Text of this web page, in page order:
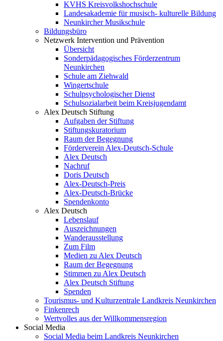
KVHS Kreisvolkshochschule
Landesakademie für musisch- kulturelle Bildung
Neunkircher Musikschule
Bildungsbüro
Netzwerk Intervention und Prävention
Übersicht
Sonderpädagogisches Förderzentrum
Neunkirchen
Schule am Ziehwald
Wingertschule
Schulpsychologischer Dienst
Schulsozialarbeit beim Kreisjugendamt
Alex Deutsch Stiftung
Aufgaben der Stiftung
Stiftungskuratorium
Raum der Begegnung
Förderverein Alex-Deutsch-Schule
Alex Deutsch
Nachruf
Doris Deutsch
Alex-Deutsch-Preis
Alex-Deutsch-Brücke
Spendenkonto
Alex Deutsch
Lebenslauf
Auszeichnungen
Wanderausstellung
Zum Film
Medien zu Alex Deutsch
Raum der Begegnung
Stimmen zu Alex Deutsch
Alex Deutsch Stiftung
Spenden
Tourismus- und Kulturzentrale Landkreis Neunkirchen
Finkenrech
Wertvolles aus der Willkommensregion
Social Media
Social Media beim Landkreis Neunkirchen